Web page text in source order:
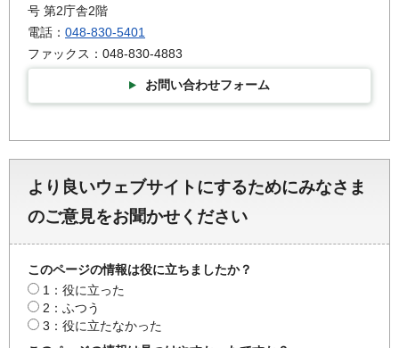
号 第2庁舎2階
電話： 048-830-5401
ファックス：048-830-4883
お問い合わせフォーム
より良いウェブサイトにするためにみなさま
のご意見をお聞かせください
このページの情報は役に立ちましたか？
1：役に立った
2：ふつう
3：役に立たなかった